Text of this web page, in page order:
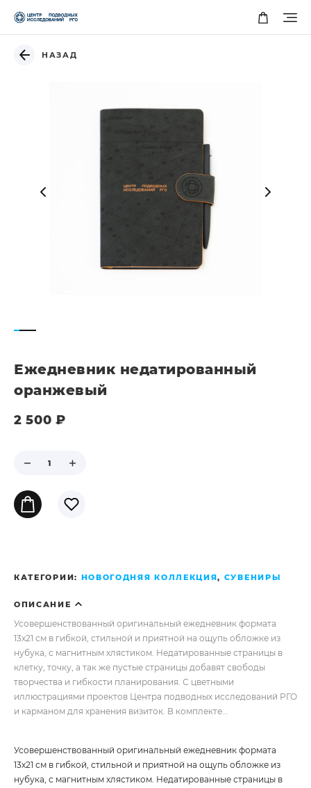
НАЗАД
Ежедневник недатированный
оранжевый
2 500₽
КАТЕГОРИИ: НОВОГОДНЯЯ КОЛЛЕКЦИЯ, СУВЕНИРЫ
ОПИСАНИЕ
Усовершенствованный оригинальный ежедневник формата
13х21 см в гибкой, стильной и приятной на ощупь обложке из
нубука, с магнитным хлястиком. Недатированные страницы в
клетку, точку, а так же пустые страницы добавят свободы
творчества и гибкости планирования. С цветными
иллюстрациями проектов Центра подводных исследований РГО
и карманом для хранения визиток. В комплекте…
Усовершенствованный оригинальный ежедневник формата
13х21 см в гибкой, стильной и приятной на ощупь обложке из
нубука, с магнитным хлястиком. Недатированные страницы в